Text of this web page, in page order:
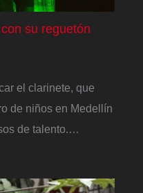
con su reguetón
el clarinete, que
de niños en Medellín
de talento.…